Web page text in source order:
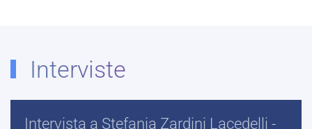
Interviste
Intervista a Stefania Zardini Lacedelli -